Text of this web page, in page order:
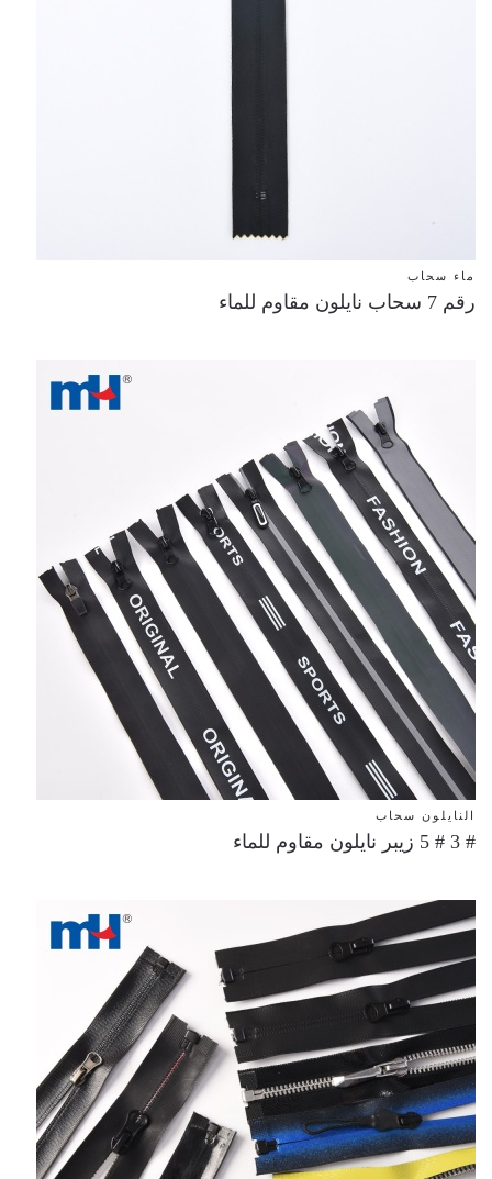
ماء سحاب
رقم 7 سحاب نايلون مقاوم للماء
النايلون سحاب
# 3 # 5 زيبر نايلون مقاوم للماء